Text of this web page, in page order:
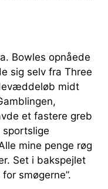
Bowles opnåede
sig selv fra Three
midt
et fastere greb
sportslige
mine penge røg
Set i bakspejlet
smøgerne”.